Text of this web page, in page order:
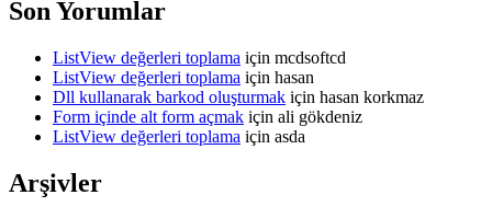
Son Yorumlar
ListView değerleri toplama için mcdsoftcd
ListView değerleri toplama için hasan
Dll kullanarak barkod oluşturmak için hasan korkmaz
Form içinde alt form açmak için ali gökdeniz
ListView değerleri toplama için asda
Arşivler